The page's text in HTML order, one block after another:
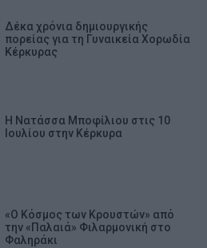
Δέκα χρόνια δημιουργικής
πορείας για τη Γυναικεία Χορωδία
Κέρκυρας
Η Νατάσσα Μποφίλιου στις 10
Ιουλίου στην Κέρκυρα
«Ο Κόσμος των Κρουστών» από
την «Παλαιά» Φιλαρμονική στο
Φαληράκι